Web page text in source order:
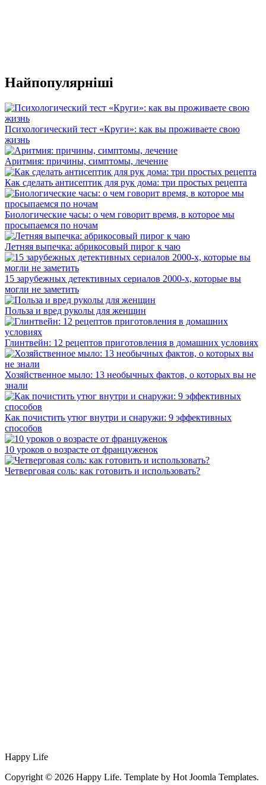
Найпопулярніші
Психологический тест «Круги»: как вы проживаете свою
жизнь
Аритмия: причины, симптомы, лечение
Как сделать антисептик для рук дома: три простых рецепта
Биологические часы: о чем говорит время, в которое мы
просыпаемся по ночам
Летняя выпечка: абрикосовый пирог к чаю
15 зарубежных детективных сериалов 2000-х, которые вы
могли не заметить
Польза и вред руколы для женщин
Глинтвейн: 12 рецептов приготовления в домашних условиях
Хозяйственное мыло: 13 необычных фактов, о которых вы не
знали
Как почистить утюг внутри и снаружи: 9 эффективных
способов
10 уроков о возрасте от француженок
Четверговая соль: как готовить и использовать?
Happy Life
Copyright © 2026 Happy Life. Template by Hot Joomla Templates.